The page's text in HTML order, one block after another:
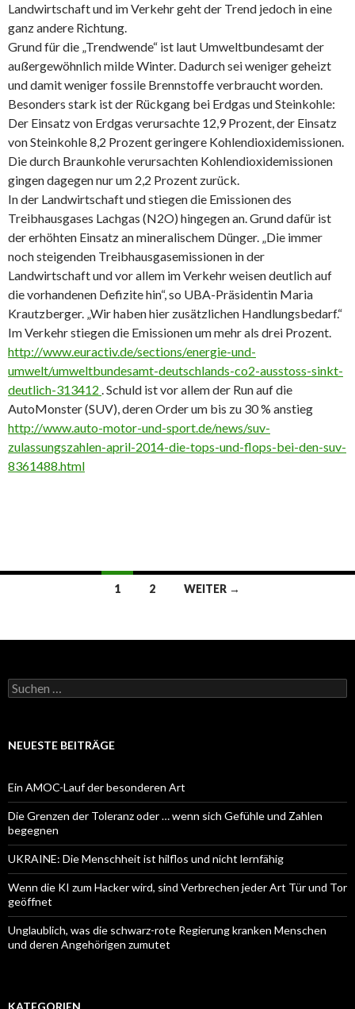
Landwirtschaft und im Verkehr geht der Trend jedoch in eine
ganz andere Richtung.
Grund für die „Trendwende“ ist laut Umweltbundesamt der
außergewöhnlich milde Winter. Dadurch sei weniger geheizt
und damit weniger fossile Brennstoffe verbraucht worden.
Besonders stark ist der Rückgang bei Erdgas und Steinkohle:
Der Einsatz von Erdgas verursachte 12,9 Prozent, der Einsatz
von Steinkohle 8,2 Prozent geringere Kohlendioxidemissionen.
Die durch Braunkohle verursachten Kohlendioxidemissionen
gingen dagegen nur um 2,2 Prozent zurück.
In der Landwirtschaft und stiegen die Emissionen des
Treibhausgases Lachgas (N2O) hingegen an. Grund dafür ist
der erhöhten Einsatz an mineralischem Dünger. „Die immer
noch steigenden Treibhausgasemissionen in der
Landwirtschaft und vor allem im Verkehr weisen deutlich auf
die vorhandenen Defizite hin“, so UBA-Präsidentin Maria
Krautzberger. „Wir haben hier zusätzlichen Handlungsbedarf.“
Im Verkehr stiegen die Emissionen um mehr als drei Prozent.
http://www.euractiv.de/sections/energie-und-
umwelt/umweltbundesamt-deutschlands-co2-ausstoss-sinkt-
deutlich-313412 . Schuld ist vor allem der Run auf die
AutoMonster (SUV), deren Order um bis zu 30 % anstieg
http://www.auto-motor-und-sport.de/news/suv-
zulassungszahlen-april-2014-die-tops-und-flops-bei-den-suv-
8361488.html
1 2 WEITER →
Suchen
nach:
NEUESTE BEITRÄGE
Ein AMOC-Lauf der besonderen Art
Die Grenzen der Toleranz oder … wenn sich Gefühle und Zahlen
begegnen
UKRAINE: Die Menschheit ist hilflos und nicht lernfähig
Wenn die KI zum Hacker wird, sind Verbrechen jeder Art Tür und Tor
geöffnet
Unglaublich, was die schwarz-rote Regierung kranken Menschen
und deren Angehörigen zumutet
KATEGORIEN